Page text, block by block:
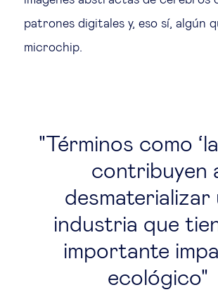
patrones digitales y, eso sí, algún
microchip.
Términos como
contribuyen
desmaterializar
industria que
importante
ecológico